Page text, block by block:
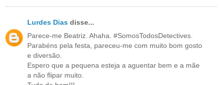
Lurdes Dias disse...
Parece-me Beatriz. Ahaha. #SomosTodosDetectives.
Parabéns pela festa, pareceu-me com muito bom gosto
e diversão.
Espero que a pequena esteja a aguentar bem e a mãe
a não flipar muito.